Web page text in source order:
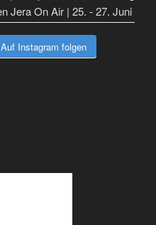
Auf Instagram folgen